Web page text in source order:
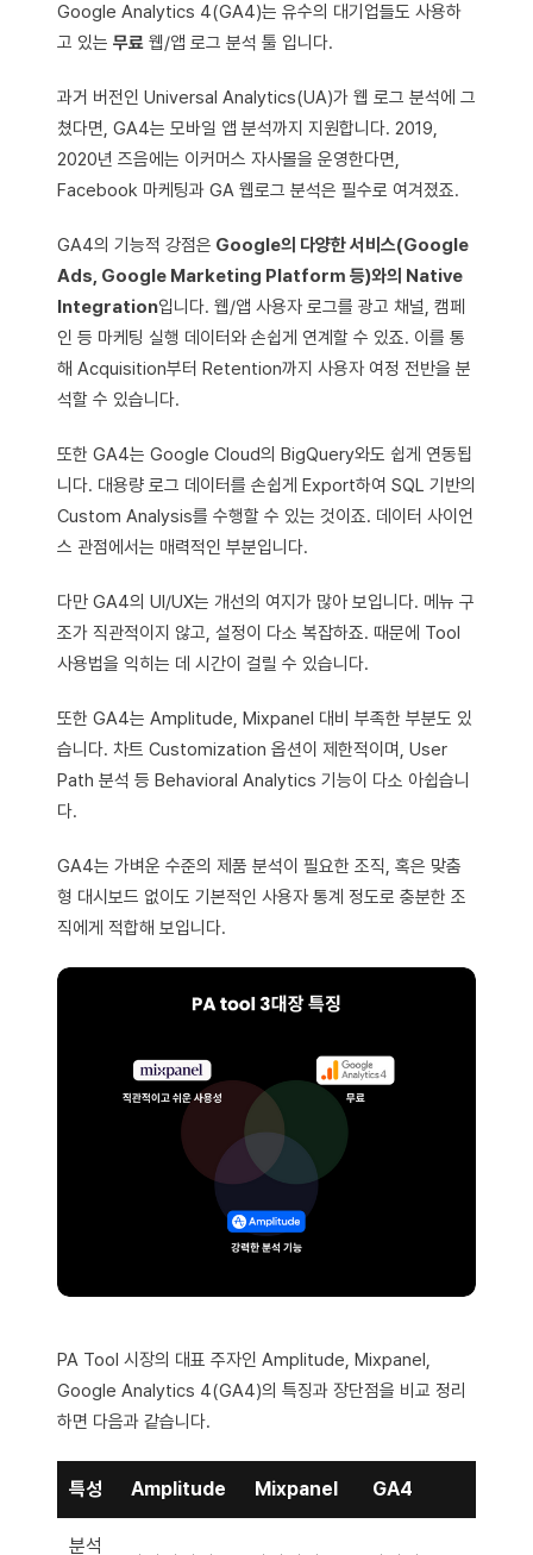
Google Analytics 4(GA4)는 유수의 대기업들도 사용하
고 있는 무료 웹/앱 로그 분석 툴 입니다.
과거 버전인 Universal Analytics(UA)가 웹 로그 분석에 그
쳤다면, GA4는 모바일 앱 분석까지 지원합니다. 2019,
2020년 즈음에는 이커머스 자사몰을 운영한다면,
Facebook 마케팅과 GA 웹로그 분석은 필수로 여겨졌죠.
GA4의 기능적 강점은 Google의 다양한 서비스(Google
Ads, Google Marketing Platform 등)와의 Native
Integration입니다. 웹/앱 사용자 로그를 광고 채널, 캠페
인 등 마케팅 실행 데이터와 손쉽게 연계할 수 있죠. 이를 통
해 Acquisition부터 Retention까지 사용자 여정 전반을 분
석할 수 있습니다.
또한 GA4는 Google Cloud의 BigQuery와도 쉽게 연동됩
니다. 대용량 로그 데이터를 손쉽게 Export하여 SQL 기반의
Custom Analysis를 수행할 수 있는 것이죠. 데이터 사이언
스 관점에서는 매력적인 부분입니다.
다만 GA4의 UI/UX는 개선의 여지가 많아 보입니다. 메뉴 구
조가 직관적이지 않고, 설정이 다소 복잡하죠. 때문에 Tool
사용법을 익히는 데 시간이 걸릴 수 있습니다.
또한 GA4는 Amplitude, Mixpanel 대비 부족한 부분도 있
습니다. 차트 Customization 옵션이 제한적이며, User
Path 분석 등 Behavioral Analytics 기능이 다소 아쉽습니
다.
GA4는 가벼운 수준의 제품 분석이 필요한 조직, 혹은 맞춤
형 대시보드 없이도 기본적인 사용자 통계 정도로 충분한 조
직에게 적합해 보입니다.
PA Tool 시장의 대표 주자인 Amplitude, Mixpanel,
Google Analytics 4(GA4)의 특징과 장단점을 비교 정리
하면 다음과 같습니다.
특성 Amplitude Mixpanel GA4
분석